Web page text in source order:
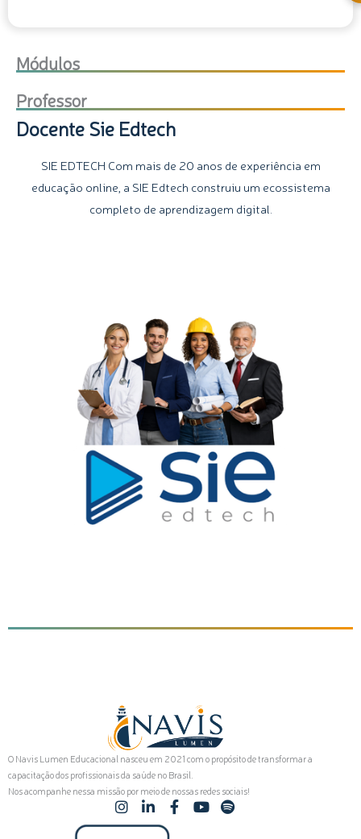
Módulos
Professor
Docente Sie Edtech
SIE EDTECH Com mais de 20 anos de experiência em
educação online, a SIE Edtech construiu um ecossistema
completo de aprendizagem digital.
O Navis Lumen Educacional nasceu em 2021 com o propósito de transformar a
capacitação dos profissionais da saúde no Brasil.
Nos acompanhe nessa missão por meio de nossas redes sociais!
I
n
L
i
F
a
Y S
p